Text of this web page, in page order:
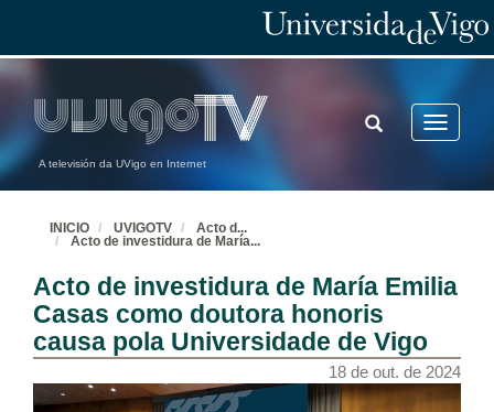
A televisión da UVigo en Internet
Toggle
TOGGLE
SEARCH
INICIO UVIGOTV Acto d...
Acto de investidura de María...
Acto de investidura de María Emilia
Casas como doutora honoris
causa pola Universidade de Vigo
18 de out. de 2024